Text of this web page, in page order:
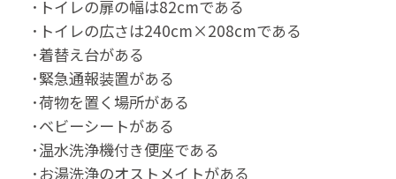
･トイレの扉の幅は82cmである
･トイレの広さは240cm×208cmである
･着替え台がある
･緊急通報装置がある
･荷物を置く場所がある
･ベビーシートがある
･温水洗浄機付き便座である
･お湯洗浄のオストメイトがある